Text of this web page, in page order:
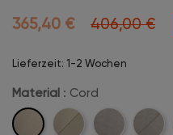
365,40 € 406,00 €
Lieferzeit: 1-2 Wochen
Material : Cord
Cord
Cord-
Velvet
Velvet-